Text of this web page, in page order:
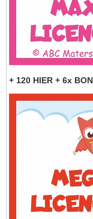
+ 120 HIER + 6x